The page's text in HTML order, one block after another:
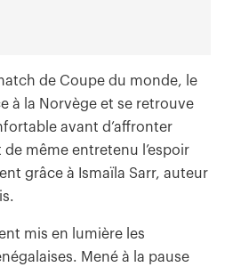
de Coupe du monde, le
à la Norvège et se retrouve
avant d’affronter
de même entretenu l’espoir
grâce à Ismaïla Sarr, auteur
mis en lumière les
Mené à la pause